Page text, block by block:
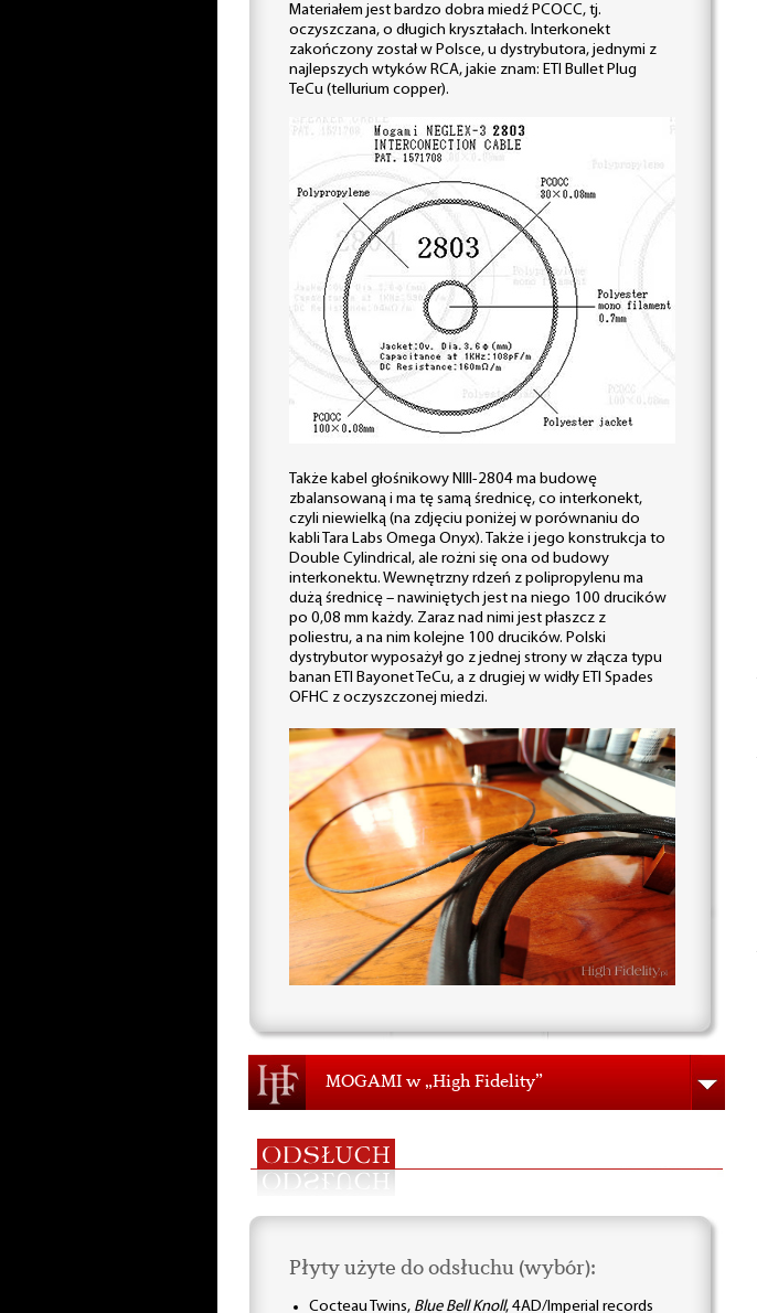
Materiałem jest bardzo dobra miedź PCOCC, tj.
oczyszczana, o długich kryształach. Interkonekt
zakończony został w Polsce, u dystrybutora, jednymi z
najlepszych wtyków RCA, jakie znam: ETI Bullet Plug
TeCu (tellurium copper).
Także kabel głośnikowy NIII-2804 ma budowę
zbalansowaną i ma tę samą średnicę, co interkonekt,
czyli niewielką (na zdjęciu poniżej w porównaniu do
kabli Tara Labs Omega Onyx). Także i jego konstrukcja to
Double Cylindrical, ale rożni się ona od budowy
interkonektu. Wewnętrzny rdzeń z polipropylenu ma
dużą średnicę – nawiniętych jest na niego 100 drucików
po 0,08 mm każdy. Zaraz nad nimi jest płaszcz z
poliestru, a na nim kolejne 100 drucików. Polski
dystrybutor wyposażył go z jednej strony w złącza typu
banan ETI Bayonet TeCu, a z drugiej w widły ETI Spades
OFHC z oczyszczonej miedzi.
MOGAMI w „High Fidelity”
Płyty użyte do odsłuchu (wybór):
Cocteau Twins, Blue Bell Knoll, 4AD/Imperial records